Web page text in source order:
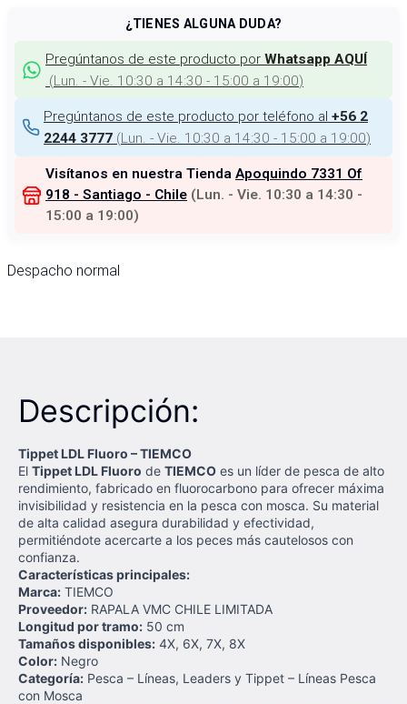
¿TIENES ALGUNA DUDA?
Pregúntanos de este producto por Whatsapp AQUÍ
(Lun. - Vie. 10:30 a 14:30 - 15:00 a 19:00)
Pregúntanos de este producto por teléfono al +56 2
2244 3777 (Lun. - Vie. 10:30 a 14:30 - 15:00 a 19:00)
Visítanos en nuestra Tienda Apoquindo 7331 Of
918 - Santiago - Chile (Lun. - Vie. 10:30 a 14:30 -
15:00 a 19:00)
Despacho normal
Descripción:
Tippet LDL Fluoro – TIEMCO
El Tippet LDL Fluoro de TIEMCO es un líder de pesca de alto
rendimiento, fabricado en fluorocarbono para ofrecer máxima
invisibilidad y resistencia en la pesca con mosca. Su material
de alta calidad asegura durabilidad y efectividad,
permitiéndote acercarte a los peces más cautelosos con
confianza.
Características principales:
Marca: TIEMCO
Proveedor: RAPALA VMC CHILE LIMITADA
Longitud por tramo: 50 cm
Tamaños disponibles: 4X, 6X, 7X, 8X
Color: Negro
Categoría: Pesca – Líneas, Leaders y Tippet – Líneas Pesca
con Mosca